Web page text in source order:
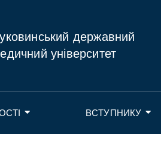
державний
університет
ВСТУПНИКУ